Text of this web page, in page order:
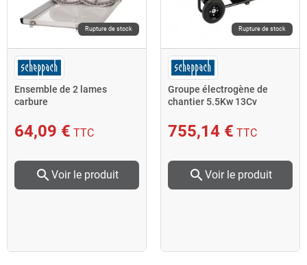
Rupture de stock
Ensemble de 2 lames
carbure
Z24/48 Scheppach
64,09 € TTC
search Voir le produit
Rupture de stock
Groupe électrogène de
chantier 5.5Kw 13Cv
SG7000 Scheppach
755,14 € TTC
search Voir le produit